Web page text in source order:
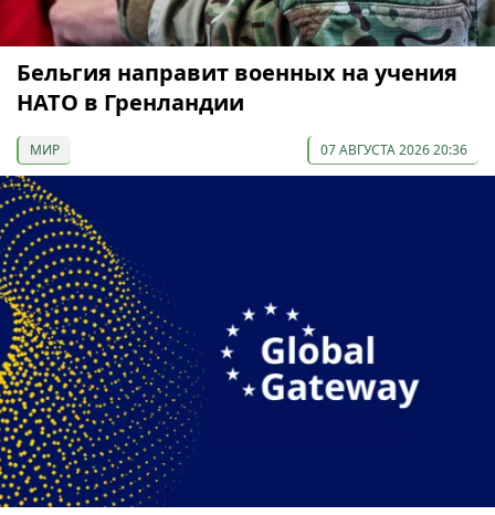
Бельгия направит военных на учения
НАТО в Гренландии
МИР 07 АВГУСТА 2026 20:36